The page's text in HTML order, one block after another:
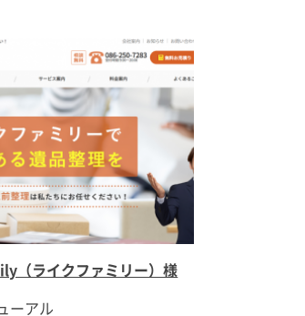
（ライクファミリー）様
ーアル